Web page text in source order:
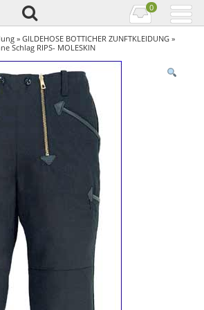
0
»GILDEHOSE BOTTICHER ZUNFTKLEIDUNG »
Schlag RIPS- MOLESKIN